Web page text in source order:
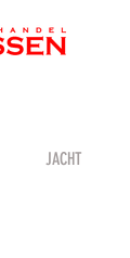
JACHT